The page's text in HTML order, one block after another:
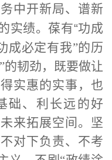
中开新局、谱新
实绩。葆有“功成
成必定有我”的历
的韧劲，既要做让
实惠的实事，也
础、利长远的好
来拓展空间。坚
对下负责、不考